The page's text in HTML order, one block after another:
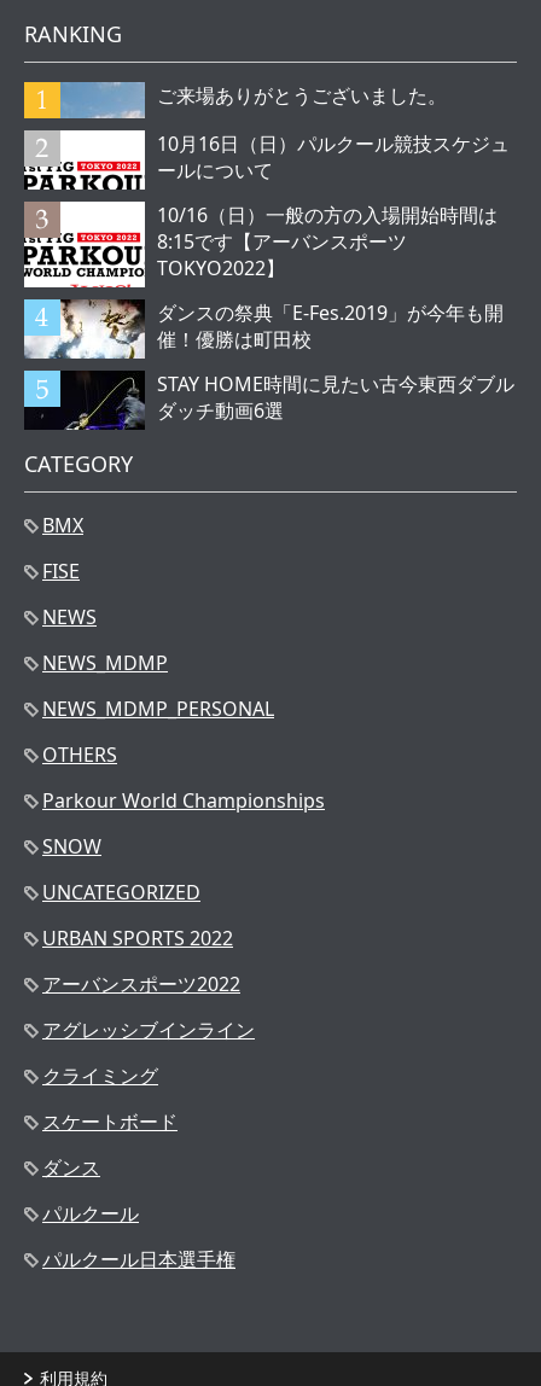
RANKING
ご来場ありがとうございました。
10月16日（日）パルクール競技スケジュ
ールについて
10/16（日）一般の方の入場開始時間は
8:15です【アーバンスポーツ
TOKYO2022】
ダンスの祭典「E-Fes.2019」が今年も開
催！優勝は町田校
STAY HOME時間に見たい古今東西ダブル
ダッチ動画6選
CATEGORY
BMX
FISE
NEWS
NEWS_MDMP
NEWS_MDMP_PERSONAL
OTHERS
Parkour World Championships
SNOW
UNCATEGORIZED
URBAN SPORTS 2022
アーバンスポーツ2022
アグレッシブインライン
クライミング
スケートボード
ダンス
パルクール
パルクール日本選手権
利用規約